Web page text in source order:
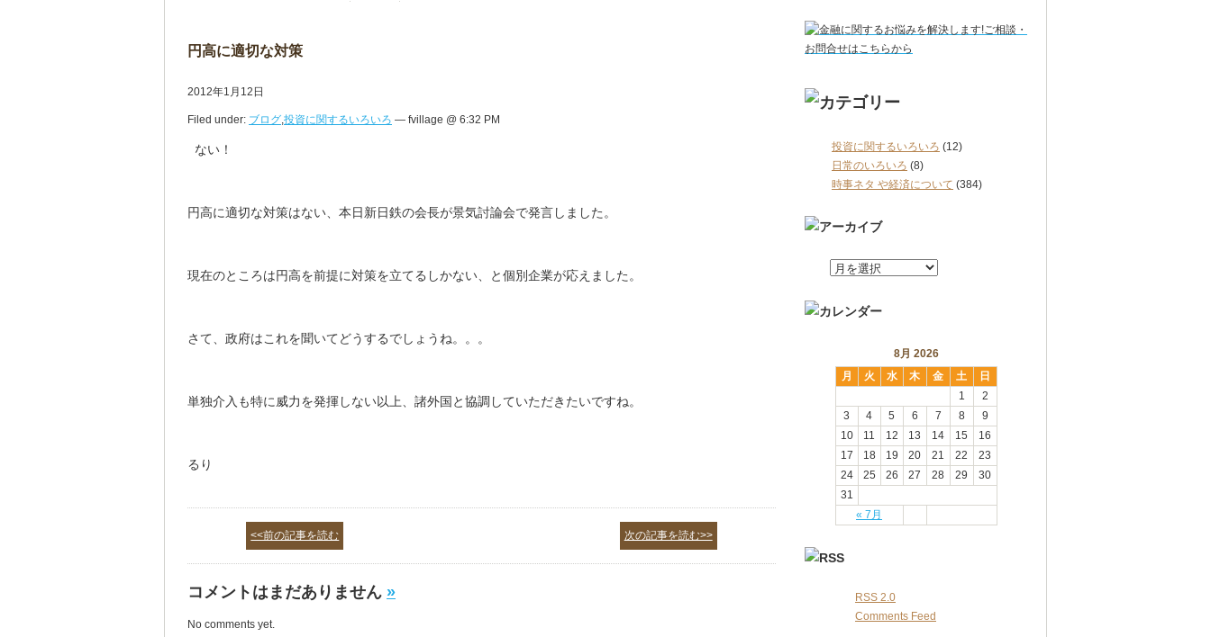
投資に関するいろいろ (12)
日常のいろいろ (8)
時事ネタ や経済について (384)
8月 2026
月
火 水 木 金 土 日
« 7月
1
2
3
4 5 6 7 8
9
10
11 12 13 14 15
16
17
18 19 20 21 22
23
24
25 26 27 28 29
30
31
RSS 2.0
Comments Feed
円高に適切な対策
2012年1月12日
Filed under: ブログ,投資に関するいろいろ — fvillage @ 6:32 PM
ない！
円高に適切な対策はない、本日新日鉄の会長が景気討論会で発言しました。
現在のところは円高を前提に対策を立てるしかない、と個別企業が応えました。
さて、政府はこれを聞いてどうするでしょうね。。。
単独介入も特に威力を発揮しない以上、諸外国と協調していただきたいですね。
るり
<<前の記事を読む 次の記事を読む>>
コメントはまだありません »
No comments yet.